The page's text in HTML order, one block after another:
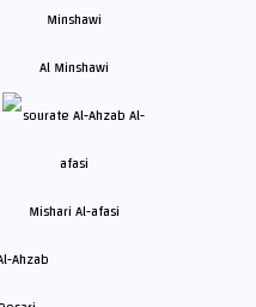
Al Minshawi
Mishari Al-afasi